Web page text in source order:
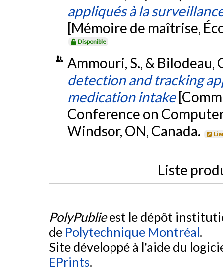
appliqués à la
[Mémoire de maîtrise,
Disponible
Ammouri, S., & Bilodeau,
detection and tracking
medication intake
Conference on
Windsor, ON, Canada.
Liste
PolyPublieest le dépôt
de Polytechnique Montréal.
Site développé à l'aide du
EPrints.